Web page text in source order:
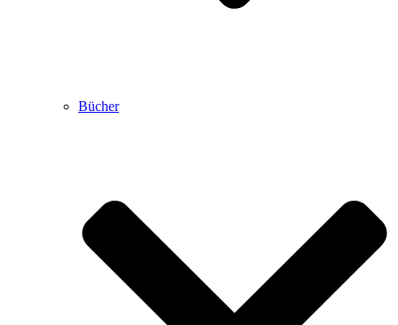
Bücher